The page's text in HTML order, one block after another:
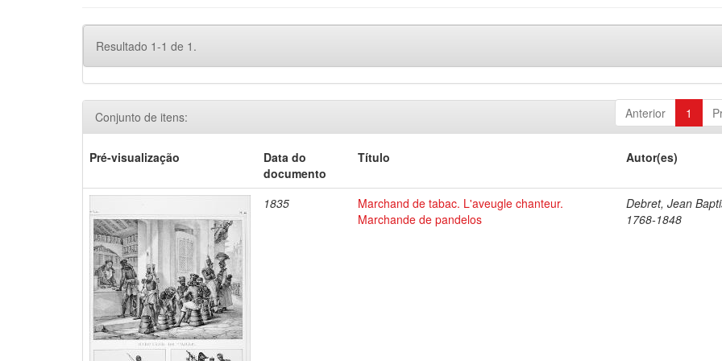
Resultado 1-1 de 1.
Anterior 1
Conjunto de itens:
Pré-visualização
Data do
documento
Título Autor(es)
1835
Marchand de tabac. L'aveugle chanteur.
Marchande de pandelos
Debret, Jean
1768-1848